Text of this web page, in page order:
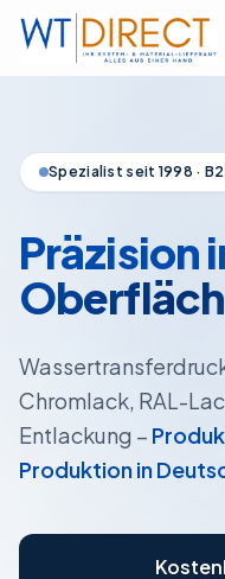
Zum Inhalt springen
Spezialist seit 1998 ·
Präzision
Chromlack, RAL-
Entlackung –
Produktion in